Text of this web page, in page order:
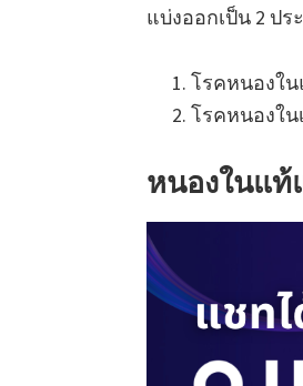
แบ่งออกเป็น 2 ปร
โรคหนองใ
โรคหนองใน
หนองในแท้